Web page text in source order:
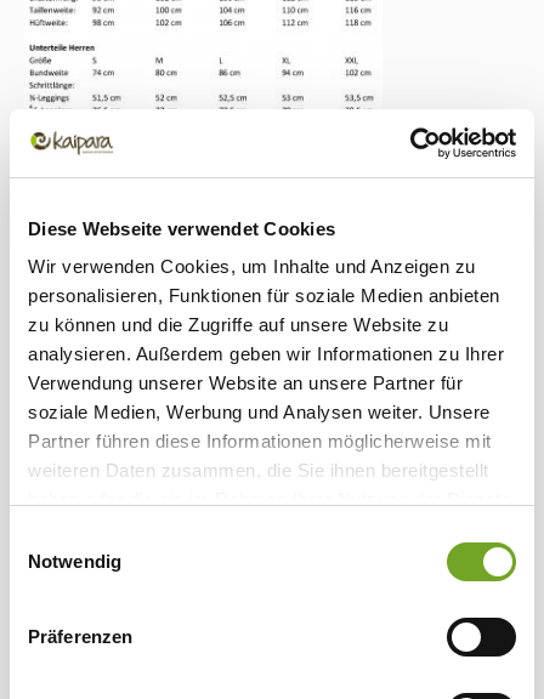
Diese Webseite verwendet Cookies
Wir verwenden Cookies, um Inhalte und Anzeigen zu
personalisieren, Funktionen für soziale Medien anbieten
zu können und die Zugriffe auf unsere Website zu
analysieren. Außerdem geben wir Informationen zu Ihrer
Verwendung unserer Website an unsere Partner für
soziale Medien, Werbung und Analysen weiter. Unsere
Partner führen diese Informationen möglicherweise mit
weiteren Daten zusammen, die Sie ihnen bereitgestellt
Notwendig
Präferenzen